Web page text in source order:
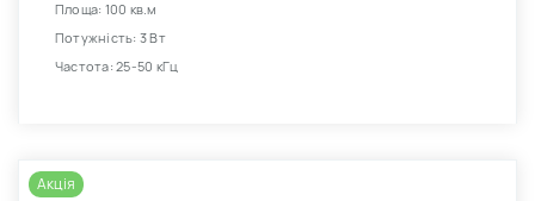
Площа: 100 кв.м
Потужність: 3 Вт
Частота: 25-50 кГц
Акція